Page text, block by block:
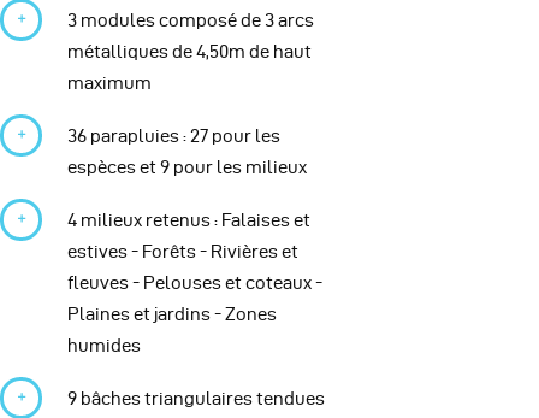
3 modules composé de 3 arcs
métalliques de 4,50m de haut
maximum
36 parapluies : 27 pour les
espèces et 9 pour les milieux
4 milieux retenus : Falaises et
estives - Forêts - Rivières et
fleuves - Pelouses et coteaux -
Plaines et jardins - Zones
humides
9 bâches triangulaires tendues